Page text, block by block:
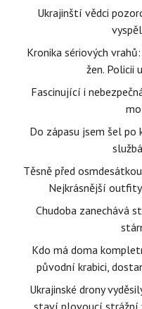
Ukrajinští vědci
Kronika sériových
žen. Policii
Fascinující i
Do zápasu jsem šel po
Těsně před
Nejkrásnější outfity
Chudoba zanechává
Kdo má doma
původní krabici,
Ukrajinské drony